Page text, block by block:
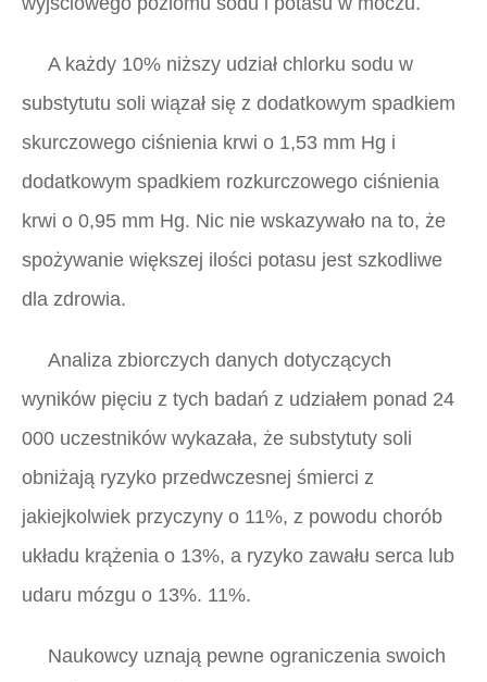
A każdy 10% niższy udział chlorku sodu w
substytutu soli wiązał się z dodatkowym spadkiem
skurczowego ciśnienia krwi o 1,53 mm Hg i
dodatkowym spadkiem rozkurczowego ciśnienia
krwi o 0,95 mm Hg. Nic nie wskazywało na to, że
spożywanie większej ilości potasu jest szkodliwe
dla zdrowia.
Analiza zbiorczych danych dotyczących
wyników pięciu z tych badań z udziałem ponad 24
000 uczestników wykazała, że ​​substytuty soli
obniżają ryzyko przedwczesnej śmierci z
jakiejkolwiek przyczyny o 11%, z powodu chorób
układu krążenia o 13%, a ryzyko zawału serca lub
udaru mózgu o 13%. 11%.
Naukowcy uznają pewne ograniczenia swoich